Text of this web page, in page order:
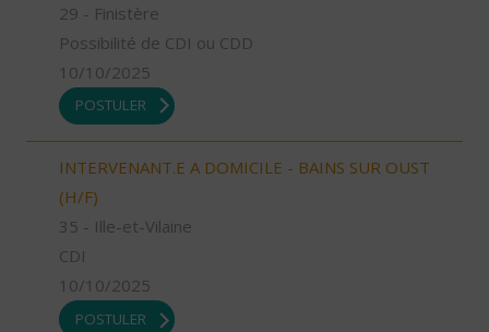
29 - Finistère
Possibilité de CDI ou CDD
10/10/2025
POSTULER
INTERVENANT.E A DOMICILE - BAINS SUR OUST
(H/F)
35 - Ille-et-Vilaine
CDI
10/10/2025
POSTULER